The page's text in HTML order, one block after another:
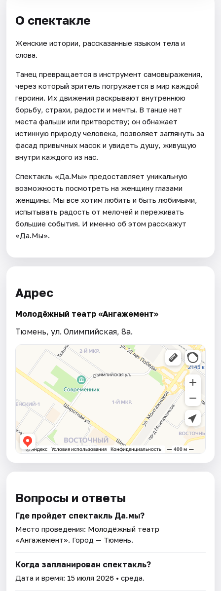
О спектакле
Женские истории, рассказанные языком тела и
слова.
Танец превращается в инструмент самовыражения,
через который зритель погружается в мир каждой
героини. Их движения раскрывают внутреннюю
борьбу, страхи, радости и мечты. В танце нет
места фальши или притворству; он обнажает
истинную природу человека, позволяет заглянуть за
фасад привычных масок и увидеть душу, живущую
внутри каждого из нас.
Спектакль «Да.Мы» предоставляет уникальную
возможность посмотреть на женщину глазами
женщины. Мы все хотим любить и быть любимыми,
испытывать радость от мелочей и переживать
большие события. И именно об этом расскажут
«Да.Мы».
Адрес
Молодёжный театр «Ангажемент»
Тюмень, ул. Олимпийская, 8а.
Вопросы и ответы
Где пройдет спектакль Да.мы?
Место проведения: Молодёжный театр
«Ангажемент». Город — Тюмень.
Когда запланирован спектакль?
Дата и время: 15 июля 2026 • среда.